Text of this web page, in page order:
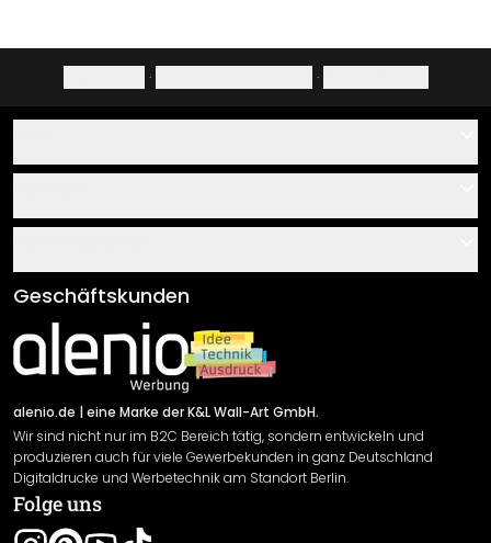
· ·
Über uns
Klebe- und Montageanleitungen
Newsletter An-/Abmeldung
Sendungsverfolgung
AGB
Impressum
Versand & Zahlung
Rücksendung
Widerrufsrecht
Datenschutzerklärung
Gewährleistung
Geschäftskunden
alenio.de | eine Marke der K&L Wall-Art GmbH.
Wir sind nicht nur im B2C Bereich tätig, sondern entwickeln und
produzieren auch für viele Gewerbekunden in ganz Deutschland
Digitaldrucke und Werbetechnik am Standort Berlin.
Folge uns